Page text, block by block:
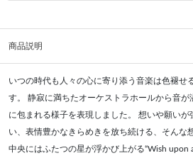
商品説明
いつの時代も人々の心に寄り添う音楽は色褪せ
す。 静寂に満ちたオーケストラホールから音
に包まれる様子を表現しました。 想いや願い
い、表情豊かなきらめきを放ち続ける、そんな
中央にはふたつの星が浮かび上がる“Wish upon